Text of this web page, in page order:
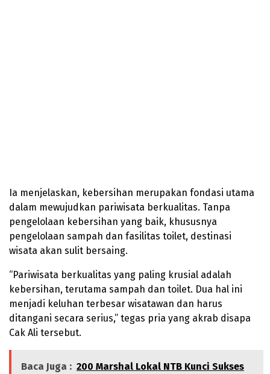
Ia menjelaskan, kebersihan merupakan fondasi utama
dalam mewujudkan pariwisata berkualitas. Tanpa
pengelolaan kebersihan yang baik, khususnya
pengelolaan sampah dan fasilitas toilet, destinasi
wisata akan sulit bersaing.
“Pariwisata berkualitas yang paling krusial adalah
kebersihan, terutama sampah dan toilet. Dua hal ini
menjadi keluhan terbesar wisatawan dan harus
ditangani secara serius,” tegas pria yang akrab disapa
Cak Ali tersebut.
Baca Juga : 200 Marshal Lokal NTB Kunci Sukses